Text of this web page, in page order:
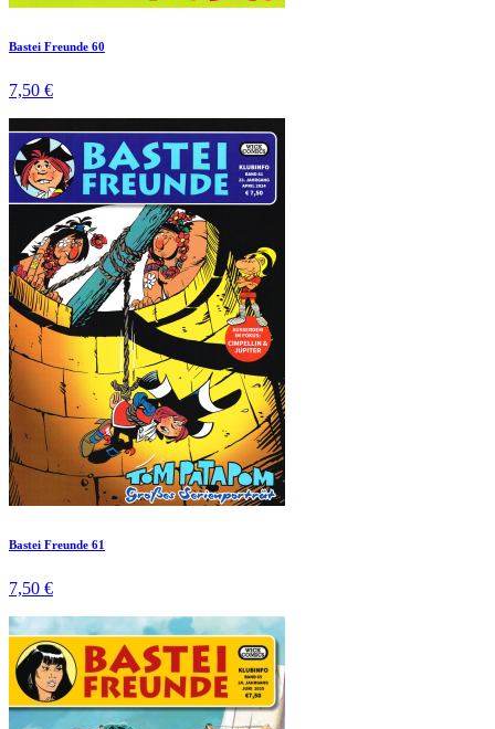
Bastei Freunde 60
7,50 €
Bastei Freunde 61
7,50 €